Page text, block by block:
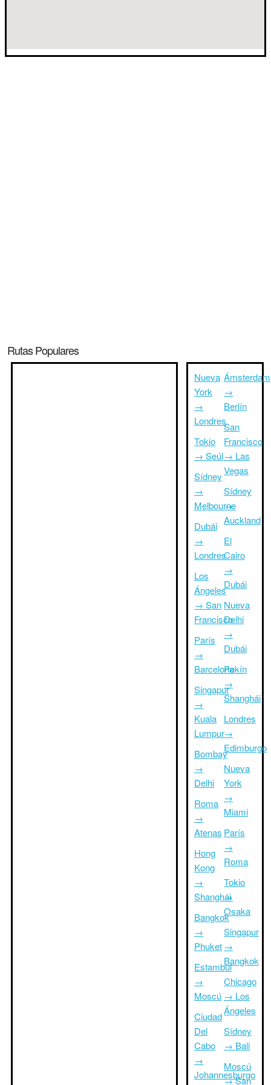
Rutas Populares
Nueva
York
→
Londres
Tokio
→ Seúl
Sídney
→
Melbourne
Dubái
→
Londres
Los
Ángeles
→ San
Francisco
París
→
Barcelona
Singapur
→
Kuala
Lumpur
Bombay
→
Delhi
Roma
→
Atenas
Hong
Kong
→
Shanghái
Bangkok
→
Phuket
Estambul
→
Moscú
Ciudad
Del
Cabo
→
Johannesburgo
Ámsterdam
→
Berlín
San
Francisco
→ Las
Vegas
Sídney
→
Auckland
El
Cairo
→
Dubái
Nueva
Delhi
→
Dubái
Pekín
→
Shanghái
Londres
→
Edimburgo
Nueva
York
→
Miami
París
→
Roma
Tokio
→
Osaka
Singapur
→
Bangkok
Chicago
→ Los
Ángeles
Sídney
→ Bali
Moscú
→ San